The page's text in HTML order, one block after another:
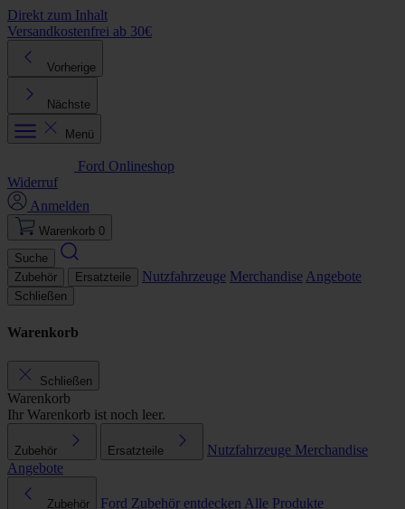
Direkt zum Inhalt
Versandkostenfrei ab 30€
Vorherige
Nächste
Menü
Ford Onlineshop
Widerruf
Anmelden
Warenkorb 0
Suche
Zubehör
Ersatzteile Nutzfahrzeuge Merchandise Angebote
Schließen
Warenkorb
Schließen
Warenkorb
Ihr Warenkorb ist noch leer.
Zubehör Ersatzteile Nutzfahrzeuge Merchandise
Angebote
Zubehör Ford Zubehör entdecken Alle Produkte